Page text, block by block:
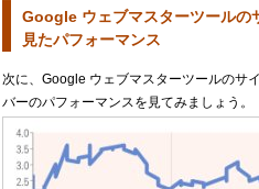
Google ウェブマスターツールの
見たパフォーマンス
次に、Google ウェブマスターツールのサ
バーのパフォーマンスを見てみましょう。